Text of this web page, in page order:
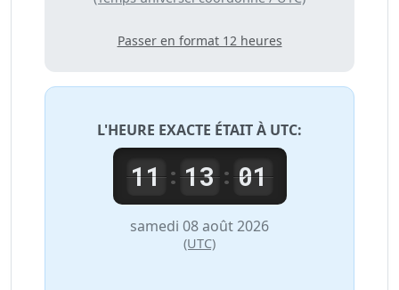
Passer en format 12 heures
L'HEURE EXACTE ÉTAIT À UTC:
11: 13: 01
samedi 08 août 2026
(UTC)